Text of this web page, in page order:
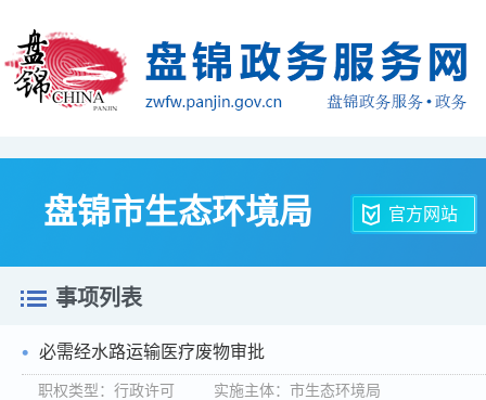
盘锦市生态环境局 官方网站
事项列表
必需经水路运输医疗废物审批
职权类型：行政许可 实施主体：市生态环境局